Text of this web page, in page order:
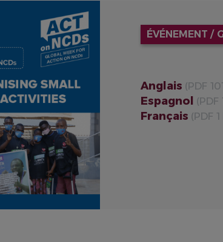
ÉVÉNEMENT
Anglais (PDF
Espagnol (PDF
Français (PDF